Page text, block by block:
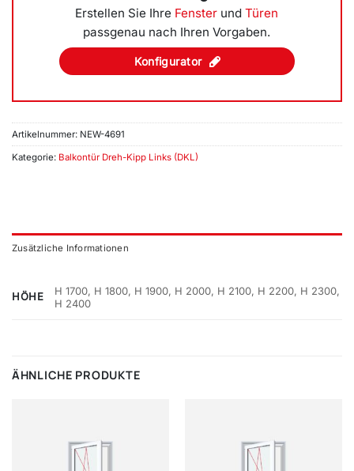
Erstellen Sie Ihre Fenster undTüren
passgenau nach Ihren Vorgaben.
Konfigurator
Artikelnummer: NEW-4691
Kategorie: Balkontür Dreh-Kipp Links (DKL)
Zusätzliche Informationen
HÖHE
H 1700, H 1800, H 1900, H 2000, H 2100, H 2200, H 2300,
H 2400
ÄHNLICHE PRODUKTE